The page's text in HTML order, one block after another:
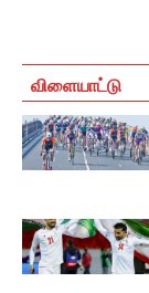
விளையாட்டு